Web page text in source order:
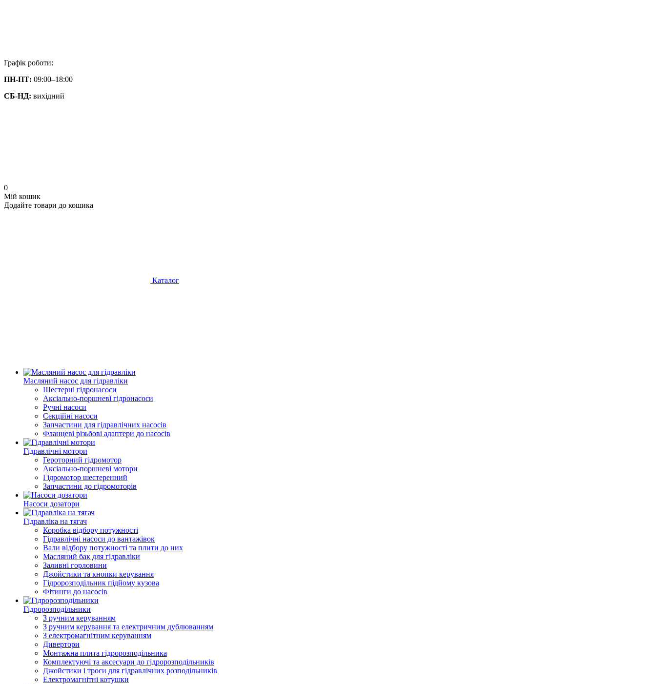
Графік роботи:
ПН-ПТ: 09:00–18:00
СБ-НД: вихідний
0
Мій кошик
Додайте товари до кошика
Каталог
Масляний насос для гідравліки
Шестерні гідронасоси
Аксіально-поршневі гідронасоси
Ручні насоси
Секційні насоси
Запчастини для гідравлічних насосів
Фланцеві різьбові адаптери до насосів
Гідравлічні мотори
Героторний гідромотор
Аксіально-поршневі мотори
Гідромотор шестеренний
Запчастини до гідромоторів
Насоси дозатори
Гідравліка на тягач
Коробка відбору потужності
Гідравлічні насоси до вантажівок
Вали відбору потужності та плити до них
Масляний бак для гідравліки
Заливні горловини
Джойстики та кнопки керування
Гідророзподільник підйому кузова
Фітинги до насосів
Гідророзподільники
З ручним керуванням
З ручним керування та електричним дублюванням
З електромагнітним керуванням
Дивертори
Монтажна плита гідророзподільника
Комплектуючі та аксесуари до гідророзподільників
Джойстики і троси для гідравлічних розподільників
Електромагнітні котушки